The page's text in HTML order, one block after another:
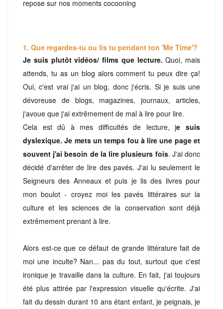
repose sur nos moments cocooning
1. Que regardes-tu ou lis tu pendant ton 'Me Time'?
Je suis plutôt vidéos/ films que lecture. Quoi, mais
attends, tu as un blog alors comment tu peux dire ça!
Oui, c'est vrai j'ai un blog, donc j'écris. Si je suis une
dévoreuse de blogs, magazines, journaux, articles,
j'avoue que j'ai extrêmement de mal à lire pour lire.
Cela est dû à mes difficultés de lecture, je suis
dyslexique. Je mets un temps fou à lire une page et
souvent j'ai besoin de la lire plusieurs fois. J'ai donc
décidé d'arrêter de lire des pavés. J'ai lu seulement le
Seigneurs des Anneaux et puis je lis des livres pour
mon boulot - croyez moi les pavés littéraires sur la
culture et les sciences de la conservation sont déjà
extrêmement prenant à lire.
Alors est-ce que ce défaut de grande littérature fait de
moi une inculte? Nan... pas du tout, surtout que c'est
ironique je travaille dans la culture. En fait, j'ai toujours
été plus attirée par l'expression visuelle qu'écrite. J'ai
fait du dessin durant 10 ans étant enfant, je peignais, je